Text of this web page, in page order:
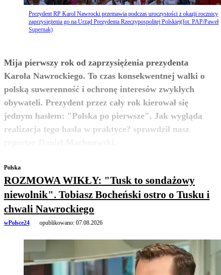
Prezydent RP Karol Nawrocki przemawia podczas uroczystości z okazji rocznicy
zaprzysiężenia go na Urząd Prezydenta Rzeczypospolitej Polskiej(fot. PAP/Paweł
Supernak)
Mija pierwszy rok od zaprzysiężenia prezydenta
Karola Nawrockiego. To czas konsekwentnej walki o
polską suwerenność i ochronę interesów zwykłych
obywateli. Prezydent przez cały rok kierował się
jednym hasłem: "Polska po pierwsze". Jak wygląda
realizacja tego hasła w praktyce? sprawdził nasz
zobacz więcej
Polska
ROZMOWA WIKŁY: "Tusk to sondażowy
niewolnik". Tobiasz Bocheński ostro o Tusku i
chwali Nawrockiego
wPolsce24 opublikowano: 07.08.2026